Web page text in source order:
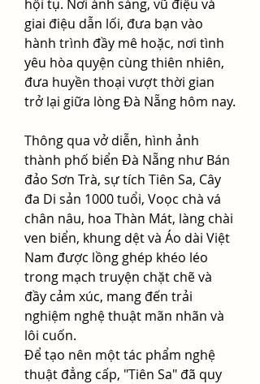
hội tụ. Nơi ánh sáng, vũ điệu và
giai điệu dẫn lối, đưa bạn vào
hành trình đầy mê hoặc, nơi tình
yêu hòa quyện cùng thiên nhiên,
đưa huyền thoại vượt thời gian
trở lại giữa lòng Đà Nẵng hôm nay.
Thông qua vở diễn, hình ảnh
thành phố biển Đà Nẵng như Bán
đảo Sơn Trà, sự tích Tiên Sa, Cây
đa Di sản 1000 tuổi, Voọc chà vá
chân nâu, hoa Thàn Mát, làng chài
ven biển, khung dệt và Áo dài Việt
Nam được lồng ghép khéo léo
trong mạch truyện chặt chẽ và
đầy cảm xúc, mang đến trải
nghiệm nghệ thuật mãn nhãn và
lôi cuốn.
Để tạo nên một tác phẩm nghệ
thuật đẳng cấp, "Tiên Sa" đã quy